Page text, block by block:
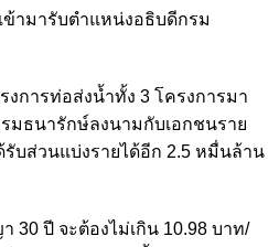
ข้ามารับตำแหน่งอธิบดีกรม
งการท่อส่งน้ำทั้ง 3 โครงการมา
มธนารักษ์ลงนามกับเอกชนราย
รับส่วนแบ่งรายได้อีก 2.5 หมื่นล้าน
30 ปี จะต้องไม่เกิน 10.98 บาท/